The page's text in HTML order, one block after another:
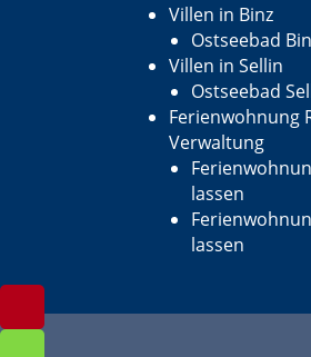
Villen in Binz
Ostseebad
Villen in Sellin
Ostseebad
Ferienwohnung
Verwaltung
lassen
lassen